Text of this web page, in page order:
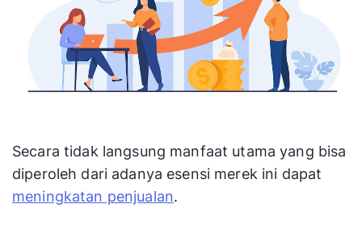
Secara tidak langsung manfaat utama yang bisa
diperoleh dari adanya esensi merek ini dapat
meningkatan penjualan.